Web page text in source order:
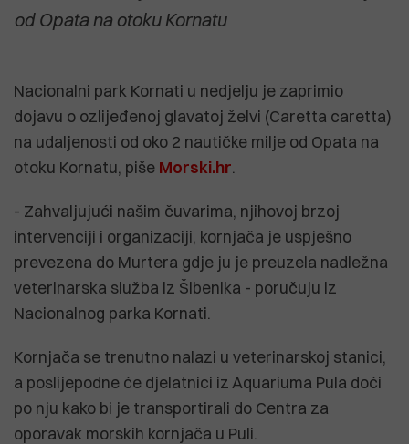
od Opata na otoku Kornatu
Nacionalni park Kornati u nedjelju je zaprimio
dojavu o ozlijeđenoj glavatoj želvi (Caretta caretta)
na udaljenosti od oko 2 nautičke milje od Opata na
otoku Kornatu, piše Morski.hr.
- Zahvaljujući našim čuvarima, njihovoj brzoj
intervenciji i organizaciji, kornjača je uspješno
prevezena do Murtera gdje ju je preuzela nadležna
veterinarska služba iz Šibenika - poručuju iz
Nacionalnog parka Kornati.
Kornjača se trenutno nalazi u veterinarskoj stanici,
a poslijepodne će djelatnici iz Aquariuma Pula doći
po nju kako bi je transportirali do Centra za
oporavak morskih kornjača u Puli.